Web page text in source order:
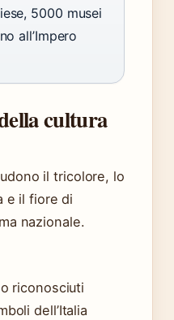
5000 musei
all’Impero
cultura
il tricolore, lo
e il fiore di
nazionale.
riconosciuti
dell’Italia